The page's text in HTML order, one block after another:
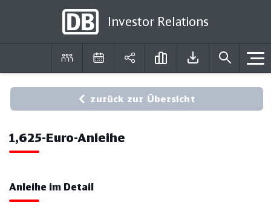
Investor Relations
DE EN
zurück zur Übersicht
1,625-Euro-Anleihe
Anleihe im Detail